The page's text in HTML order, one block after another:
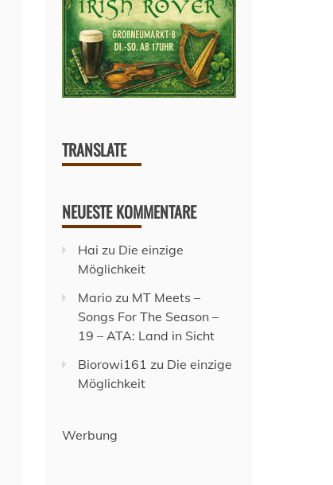
TRANSLATE
NEUESTE KOMMENTARE
Hai zu Die einzige
Möglichkeit
Mario zu MT Meets –
Songs For The Season –
19 – ATA: Land in Sicht
Biorowi161 zu Die einzige
Möglichkeit
Werbung